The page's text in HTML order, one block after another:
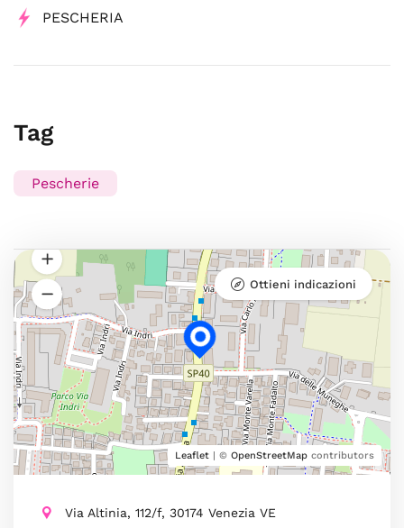
PESCHERIA
Tag
Pescherie
Leaflet | © OpenStreetMap contributors
Ottieni indicazioni
Via Altinia, 112/f, 30174 Venezia VE